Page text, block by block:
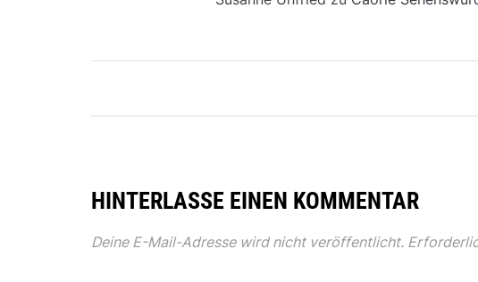
HINTERLASSE EINEN KOMMENTAR
Deine E-Mail-Adresse wird nicht veröffentlicht.